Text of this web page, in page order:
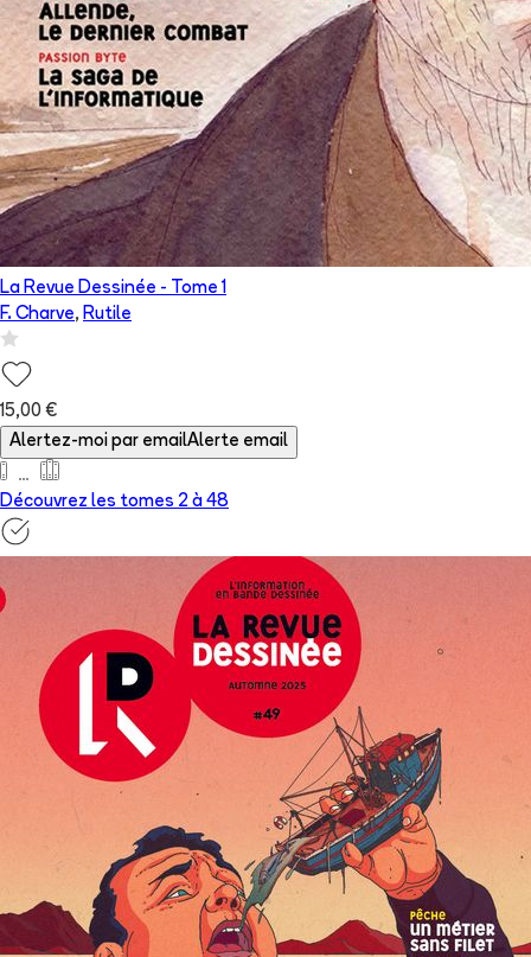
La Revue Dessinée - Tome 1
F. Charve, Rutile
15,00 €
Alertez-moi par emailAlerte email
Découvrez les tomes 2 à 48